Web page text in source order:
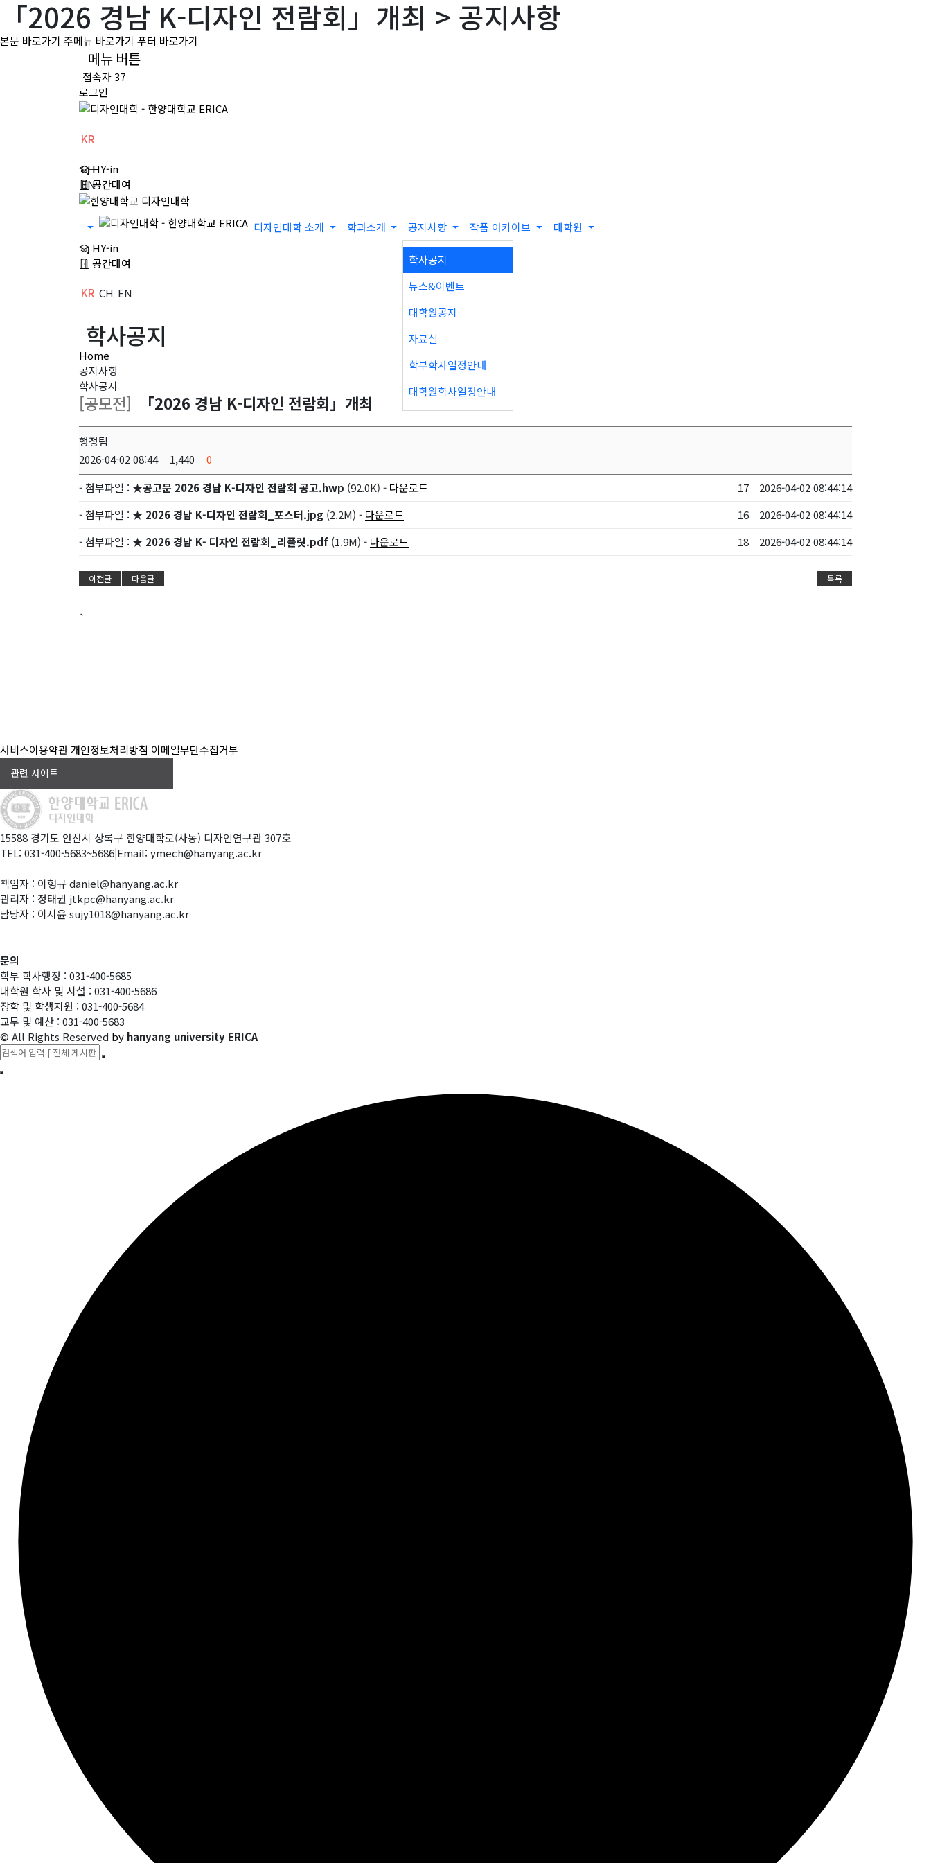
「2026 경남 K-디자인 전람회」개최 > 공지사항
본문 바로가기 주메뉴 바로가기 푸터 바로가기
메뉴 버튼
접속자 37
로그인
KR
CH
EN
HY-in
공간대여
디자인대학 소개 학과소개 공지사항
학사공지
뉴스&이벤트
대학원공지
자료실
학부학사일정안내
대학원학사일정안내
작품 아카이브
대학원
HY-in
공간대여
KR CH EN
학사공지
Home
공지사항
학사공지
[공모전] 「2026 경남 K-디자인 전람회」개최
행정팀
2026-04-02 08:44
1,440
0
- 첨부파일 : ★공고문 2026 경남 K-디자인 전람회 공고.hwp (92.0K) - 다운로드 17
2026-04-02 08:44:14
- 첨부파일 : ★ 2026 경남 K-디자인 전람회_포스터.jpg (2.2M) - 다운로드 16
2026-04-02 08:44:14
- 첨부파일 : ★ 2026 경남 K- 디자인 전람회_리플릿.pdf (1.9M) - 다운로드 18 2026-04-02 08:44:14
이전글 다음글 목록
`
서비스이용약관개인정보처리방침 이메일무단수집거부
관련 사이트
15588 경기도 안산시 상록구 한양대학로(사동) 디자인연구관 307호
TEL: 031-400-5683~5686|Email: ymech@hanyang.ac.kr
책임자 : 이형규 daniel@hanyang.ac.kr
관리자 : 정태권 jtkpc@hanyang.ac.kr
담당자 : 이지윤 sujy1018@hanyang.ac.kr
문의
학부 학사행정 : 031-400-5685
대학원 학사 및 시설 : 031-400-5686
장학 및 학생지원 : 031-400-5684
교무 및 예산 : 031-400-5683
© All Rights Reserved by hanyang university ERICA